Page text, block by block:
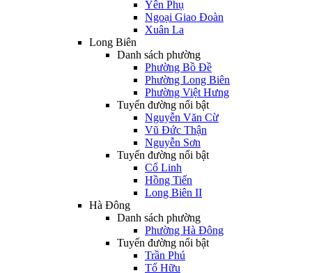
Yên Phụ
Ngoại Giao Đoàn
Xuân La
Long Biên
Danh sách phường
Phường Bồ Đề
Phường Long Biên
Phường Việt Hưng
Tuyến đường nổi bật
Nguyễn Văn Cừ
Vũ Đức Thận
Nguyễn Sơn
Tuyến đường nổi bật
Cổ Linh
Hồng Tiến
Long Biên II
Hà Đông
Danh sách phường
Phường Hà Đông
Tuyến đường nổi bật
Trần Phú
Tố Hữu